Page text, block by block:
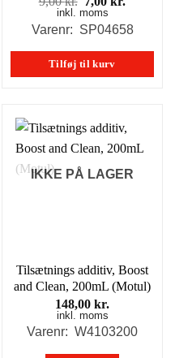
oprindelige
pris
9,00 kr..
pris
7,00 kr..
inkl. moms
Varenr: SP04658
Tilføj til kurv
IKKE PÅ LAGER
Tilsætnings additiv, Boost
and Clean, 200mL (Motul)
148,00 kr.
inkl. moms
Varenr: W4103200